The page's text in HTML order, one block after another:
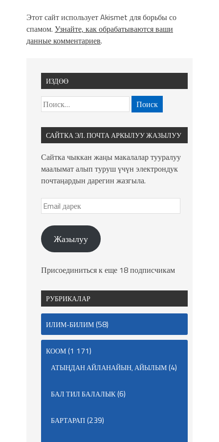
Этот сайт использует Akismet для борьбы со
спамом. Узнайте, как обрабатываются ваши
данные комментариев.
ИЗДӨӨ
САЙТКА ЭЛ. ПОЧТА АРКЫЛУУ ЖАЗЫЛУУ
Сайтка чыккан жаңы макалалар тууралуу
маалымат алып туруш үчүн электрондук
почтаңардын дарегин жазгыла.
Жазылуу
Присоединиться к еще 18 подписчикам
РУБРИКАЛАР
ИЛИМ-БИЛИМ(58)
КООМ(1 171)
АТЫҢДАН АЙЛАНАЙЫН, АЙЫЛЫМ(4)
БАЛ ТИЛ БАЛАЛЫК(6)
БАРТАРАП(239)